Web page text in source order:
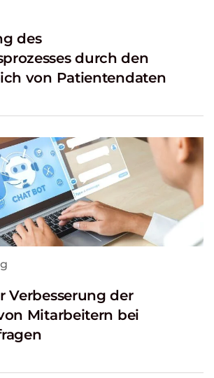
des
durch den
von Patientendaten
Verbesserung der
Mitarbeitern bei